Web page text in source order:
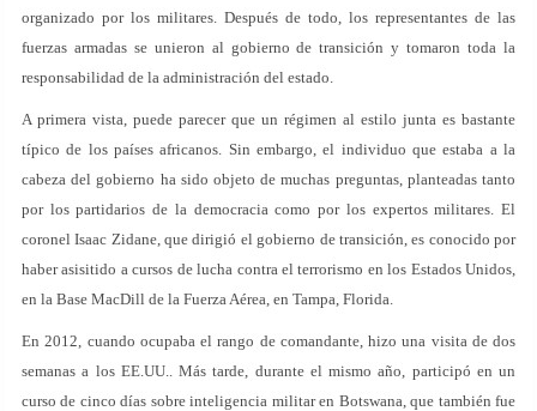
organizado por los militares. Después de todo, los representantes de las
fuerzas armadas se unieron al gobierno de transición y tomaron toda la
responsabilidad de la administración del estado.
A primera vista, puede parecer que un régimen al estilo junta es bastante
típico de los países africanos. Sin embargo, el individuo que estaba a la
cabeza del gobierno ha sido objeto de muchas preguntas, planteadas tanto
por los partidarios de la democracia como por los expertos militares. El
coronel Isaac Zidane, que dirigió el gobierno de transición, es conocido por
haber asisitido a cursos de lucha contra el terrorismo en los Estados Unidos,
en la Base MacDill de la Fuerza Aérea, en Tampa, Florida.
En 2012, cuando ocupaba el rango de comandante, hizo una visita de dos
semanas a los EE.UU.. Más tarde, durante el mismo año, participó en un
curso de cinco días sobre inteligencia militar en Botswana, que también fue